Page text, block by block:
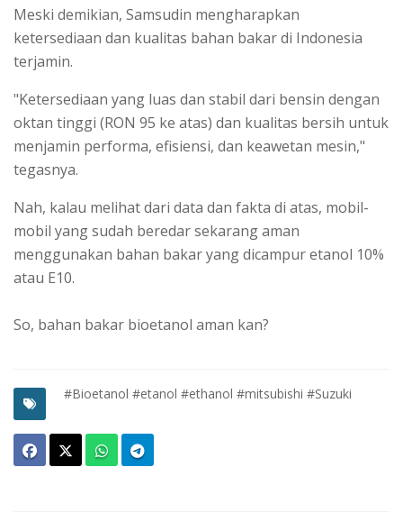
Meski demikian, Samsudin mengharapkan
ketersediaan dan kualitas bahan bakar di Indonesia
terjamin.
"Ketersediaan yang luas dan stabil dari bensin dengan
oktan tinggi (RON 95 ke atas) dan kualitas bersih untuk
menjamin performa, efisiensi, dan keawetan mesin,"
tegasnya.
Nah, kalau melihat dari data dan fakta di atas, mobil-
mobil yang sudah beredar sekarang aman
menggunakan bahan bakar yang dicampur etanol 10%
atau E10.
So, bahan bakar bioetanol aman kan?
#Bioetanol #etanol #ethanol #mitsubishi #Suzuki